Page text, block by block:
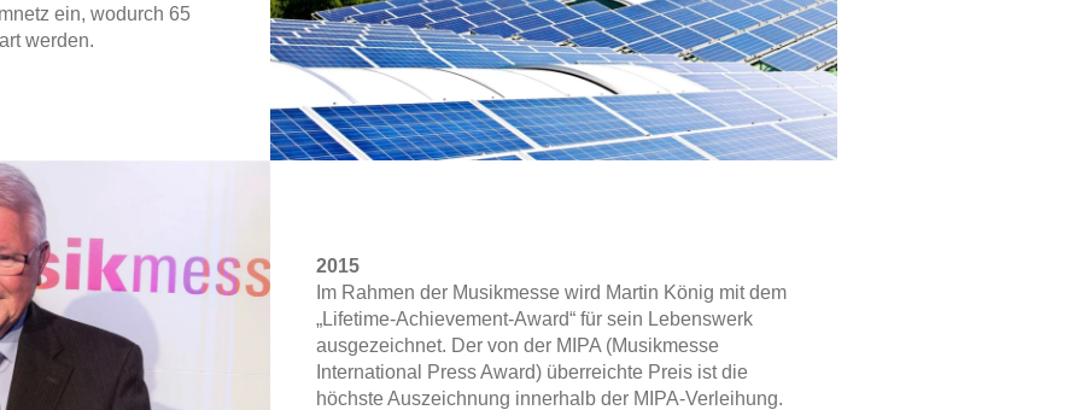
ein, wodurch 65
werden.
2015
Im Rahmen der Musikmesse wird Martin König mit dem
„Lifetime-Achievement-Award“ für sein Lebenswerk
ausgezeichnet. Der von der MIPA (Musikmesse
International Press Award) überreichte Preis ist die
höchste Auszeichnung innerhalb der MIPA-Verleihung.